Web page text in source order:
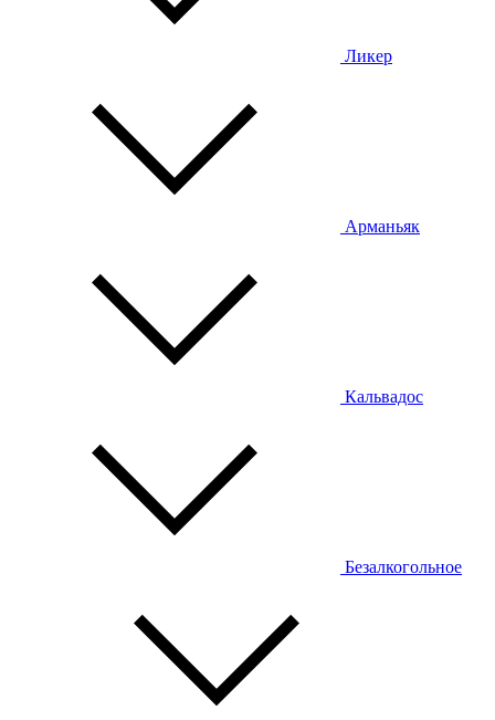
Ликер
Арманьяк
Кальвадос
Безалкогольное